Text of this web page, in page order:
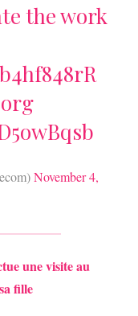
the work
November 4,
une visite au
fille